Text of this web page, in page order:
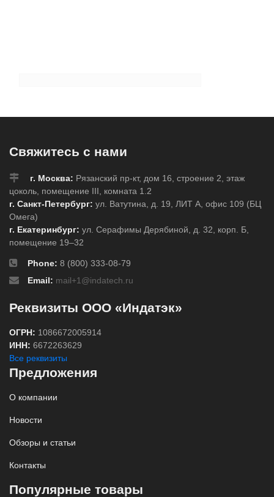
Свяжитесь с нами
г. Москва: Рязанский пр-кт, дом 16, строение 2, этаж
цоколь, помещение III, комната 1.2
г. Санкт-Петербург: ул. Ватутина, д. 19, ЛИТ А, офис 109 (БЦ
Омега)
г. Екатеринбург: ул. Серафимы Дерябиной, д. 32, корп. Б,
помещение 19–32
Phone: 8 (800) 333-08-79
Email: mail+1@indatech.ru
Реквизиты ООО «Индатэк»
ОГРН: 1086672005914
ИНН: 6672263629
Все реквизиты
Предложения
О компании
Новости
Обзоры и статьи
Контакты
Популярные товары